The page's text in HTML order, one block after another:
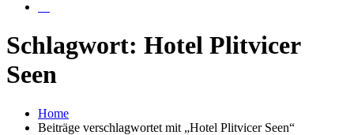
Schlagwort: Hotel Plitvicer
Seen
Home
Beiträge verschlagwortet mit „Hotel Plitvicer Seen“